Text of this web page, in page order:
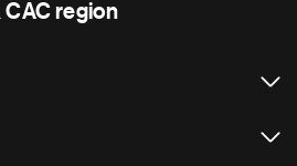
CAC region